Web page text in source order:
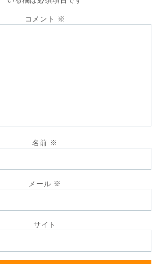
コメント ※
名前 ※
メール ※
サイト